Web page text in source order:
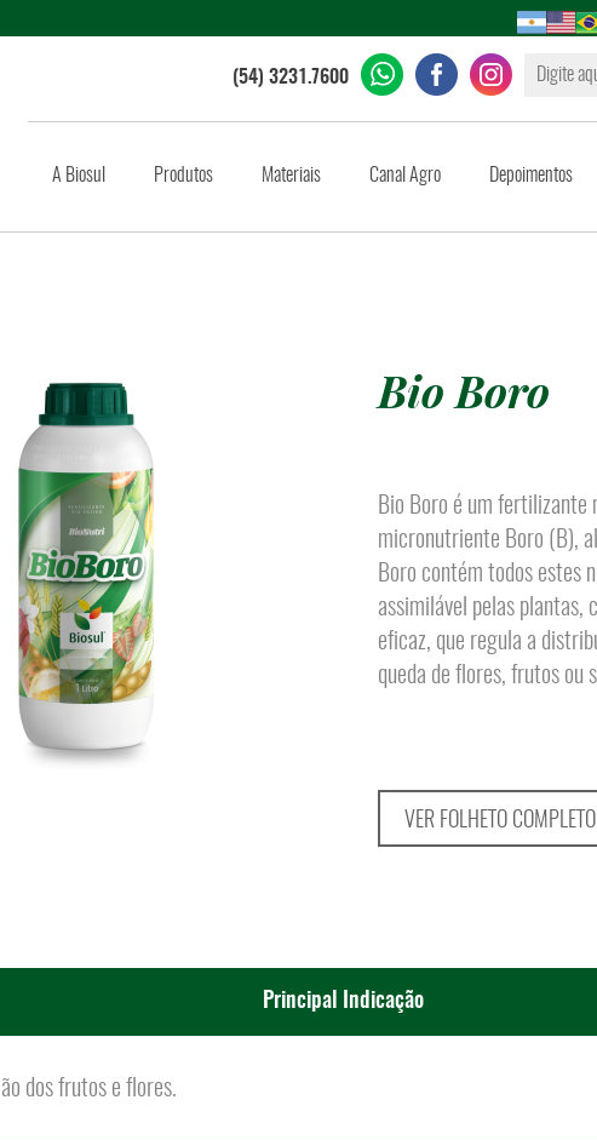
(54) 3231.7600
A Biosul Produtos Materiais Canal Agro Depoimentos
Bio Boro
Bio Boro é um fertilizante
micronutriente Boro (B),
Boro contém todos estes
assimilável pelas plantas,
eficaz, que regula a
queda de flores, frutos ou
VER FOLHETO COMPLETO
Principal Indicação
dos frutos e flores.